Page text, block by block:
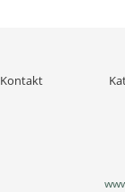
Kontakt